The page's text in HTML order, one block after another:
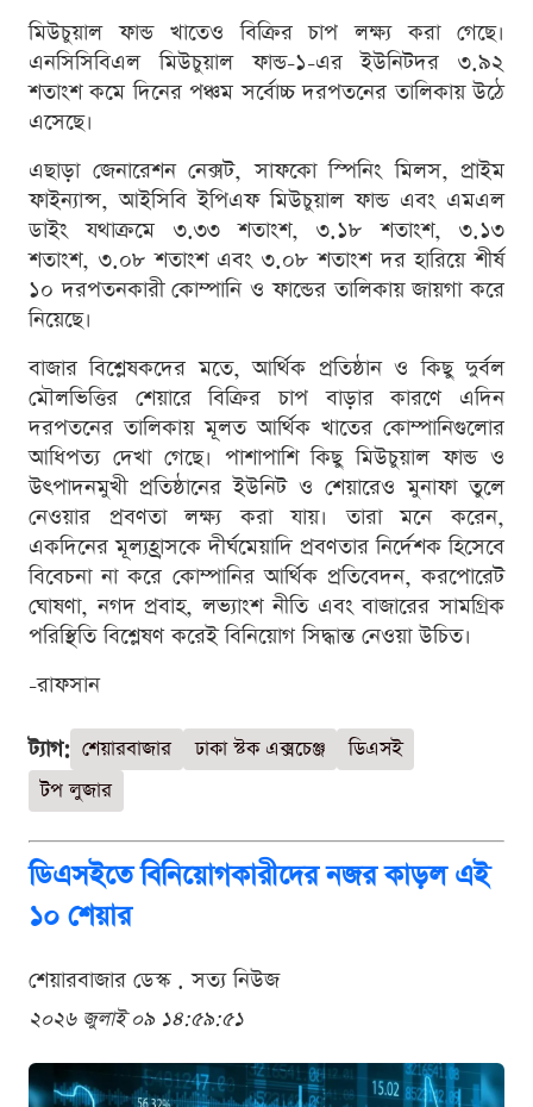
মিউচুয়াল ফান্ড খাতেও বিক্রির চাপ লক্ষ্য করা গেছে।
এনসিসিবিএল মিউচুয়াল ফান্ড-১-এর ইউনিটদর ৩.৯২
শতাংশ কমে দিনের পঞ্চম সর্বোচ্চ দরপতনের তালিকায় উঠে
এসেছে।
এছাড়া জেনারেশন নেক্সট, সাফকো স্পিনিং মিলস, প্রাইম
ফাইন্যান্স, আইসিবি ইপিএফ মিউচুয়াল ফান্ড এবং এমএল
ডাইং যথাক্রমে ৩.৩৩ শতাংশ, ৩.১৮ শতাংশ, ৩.১৩
শতাংশ, ৩.০৮ শতাংশ এবং ৩.০৮ শতাংশ দর হারিয়ে শীর্ষ
১০ দরপতনকারী কোম্পানি ও ফান্ডের তালিকায় জায়গা করে
নিয়েছে।
বাজার বিশ্লেষকদের মতে, আর্থিক প্রতিষ্ঠান ও কিছু দুর্বল
মৌলভিত্তির শেয়ারে বিক্রির চাপ বাড়ার কারণে এদিন
দরপতনের তালিকায় মূলত আর্থিক খাতের কোম্পানিগুলোর
আধিপত্য দেখা গেছে। পাশাপাশি কিছু মিউচুয়াল ফান্ড ও
উৎপাদনমুখী প্রতিষ্ঠানের ইউনিট ও শেয়ারেও মুনাফা তুলে
নেওয়ার প্রবণতা লক্ষ্য করা যায়। তারা মনে করেন,
একদিনের মূল্যহ্রাসকে দীর্ঘমেয়াদি প্রবণতার নির্দেশক হিসেবে
বিবেচনা না করে কোম্পানির আর্থিক প্রতিবেদন, করপোরেট
ঘোষণা, নগদ প্রবাহ, লভ্যাংশ নীতি এবং বাজারের সামগ্রিক
পরিস্থিতি বিশ্লেষণ করেই বিনিয়োগ সিদ্ধান্ত নেওয়া উচিত।
-রাফসান
ট্যাগ: শেয়ারবাজার ঢাকা স্টক এক্সচেঞ্জ
ডিএসই
টপ লুজার
ডিএসইতে বিনিয়োগকারীদের নজর কাড়ল এই
১০ শেয়ার
শেয়ারবাজার ডেস্ক . সত্য নিউজ
২০২৬ জুলাই ০৯ ১৪:৫৯:৫১